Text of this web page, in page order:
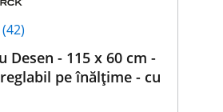
(42)
Desen - 115 x 60 cm -
pe înălțime - cu